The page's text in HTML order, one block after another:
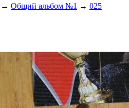
→ Общий альбом №1 → 025